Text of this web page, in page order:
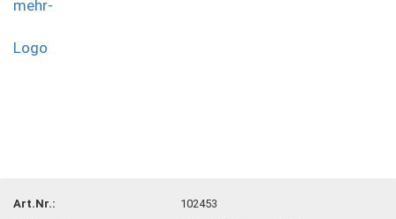
Art.Nr.:
102453